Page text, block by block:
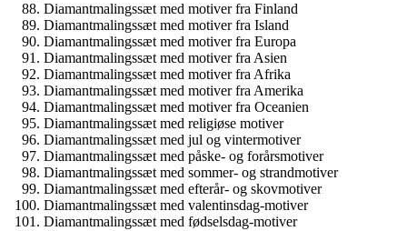
Diamantmalingssæt med motiver fra Finland
Diamantmalingssæt med motiver fra Island
Diamantmalingssæt med motiver fra Europa
Diamantmalingssæt med motiver fra Asien
Diamantmalingssæt med motiver fra Afrika
Diamantmalingssæt med motiver fra Amerika
Diamantmalingssæt med motiver fra Oceanien
Diamantmalingssæt med religiøse motiver
Diamantmalingssæt med jul og vintermotiver
Diamantmalingssæt med påske- og forårsmotiver
Diamantmalingssæt med sommer- og strandmotiver
Diamantmalingssæt med efterår- og skovmotiver
Diamantmalingssæt med valentinsdag-motiver
Diamantmalingssæt med fødselsdag-motiver